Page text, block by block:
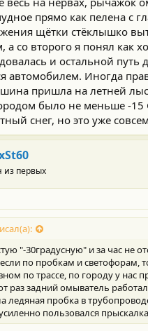
прямо как пелена с
щётки стёклышко
а со второго я понял как
и остальной путь
автомобилем. Иногда
пришла на летней
было не меньше -15
снег, но это уже
из первых
"-30градусную" и за час не
по пробкам и светофорам,
по трассе, по городу у нас
раз задний омыватель
ледяная пробка в
пользовался